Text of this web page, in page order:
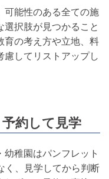
可能性のある全ての施
択肢が見つかること
育の考え方や立地、料
慮してリストアップし
約して見学
稚園はパンフレット
く、見学してから判断